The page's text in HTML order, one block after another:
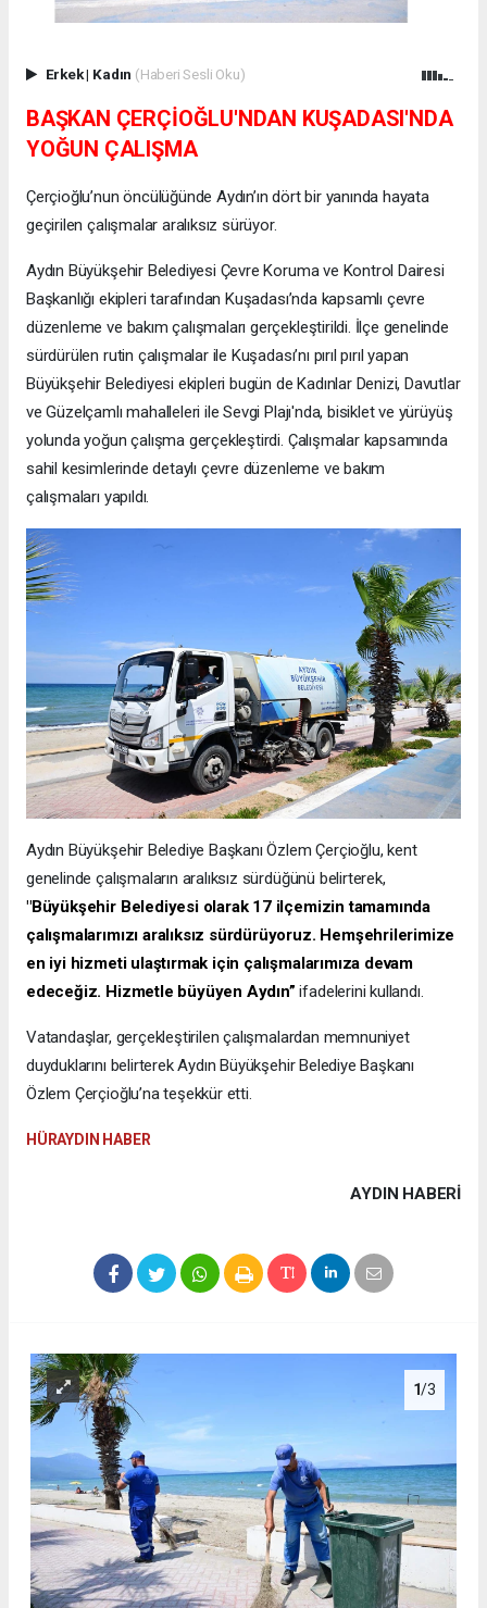
Erkek| Kadın (Haberi Sesli Oku)
BAŞKAN ÇERÇİOĞLU'NDAN KUŞADASI'NDA
YOĞUN ÇALIŞMA
Çerçioğlu’nun öncülüğünde Aydın’ın dört bir yanında hayata
geçirilen çalışmalar aralıksız sürüyor.
Aydın Büyükşehir Belediyesi Çevre Koruma ve Kontrol Dairesi
Başkanlığı ekipleri tarafından Kuşadası’nda kapsamlı çevre
düzenleme ve bakım çalışmaları gerçekleştirildi. İlçe genelinde
sürdürülen rutin çalışmalar ile Kuşadası’nı pırıl pırıl yapan
Büyükşehir Belediyesi ekipleri bugün de Kadınlar Denizi, Davutlar
ve Güzelçamlı mahalleleri ile Sevgi Plajı'nda, bisiklet ve yürüyüş
yolunda yoğun çalışma gerçekleştirdi. Çalışmalar kapsamında
sahil kesimlerinde detaylı çevre düzenleme ve bakım
çalışmaları yapıldı.
Aydın Büyükşehir Belediye Başkanı Özlem Çerçioğlu, kent
genelinde çalışmaların aralıksız sürdüğünü belirterek,
"Büyükşehir Belediyesi olarak 17 ilçemizin tamamında
çalışmalarımızı aralıksız sürdürüyoruz. Hemşehrilerimize
en iyi hizmeti ulaştırmak için çalışmalarımıza devam
edeceğiz. Hizmetle büyüyen Aydın”ifadelerini kullandı.
Vatandaşlar, gerçekleştirilen çalışmalardan memnuniyet
duyduklarını belirterek Aydın Büyükşehir Belediye Başkanı
Özlem Çerçioğlu’na teşekkür etti.
HÜRAYDIN HABER
AYDIN HABERİ
1/3